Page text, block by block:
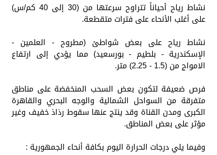
​نشاط رياح أحياناً تتراوح سرعتها من (30 إلى 40 كم/س)
على أغلب الأنحاء على فترات متقطعة.
​نشاط رياح على بعض شواطئ (مطروح - العلمين -
الإسكندرية - بلطيم - بورسعيد) مما يؤدي إلى ارتفاع
الامواج من (1.5 - 2.25) متر.
​فرص ضعيفة لتكون بعض السحب المنخفضة على مناطق
متفرقة من السواحل الشمالية والوجه البحري والقاهرة
الكبرى ومدن القناة وقد ينتج عنها سقوط رذاذ خفيف وغير
مؤثر على بعض المناطق.
وفيما يلي درجات الحرارة اليوم بكافة أنحاء الجمهورية :